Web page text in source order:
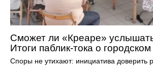
Сможет ли «Креаре»
Итоги паблик-тока о
Споры не утихают: инициатива доверить